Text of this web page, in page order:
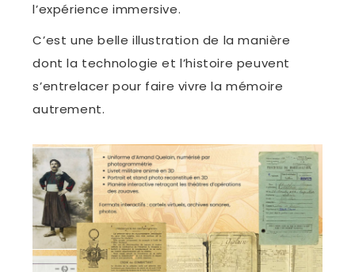
l’expérience immersive.
C’est une belle illustration de la manière
dont la technologie et l’histoire peuvent
s’entrelacer pour faire vivre la mémoire
autrement.